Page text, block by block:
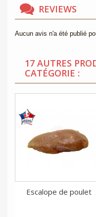
REVIEWS
Aucun avis n'a été publié
17 AUTRES
CATÉGORIE :
Escalope de poulet